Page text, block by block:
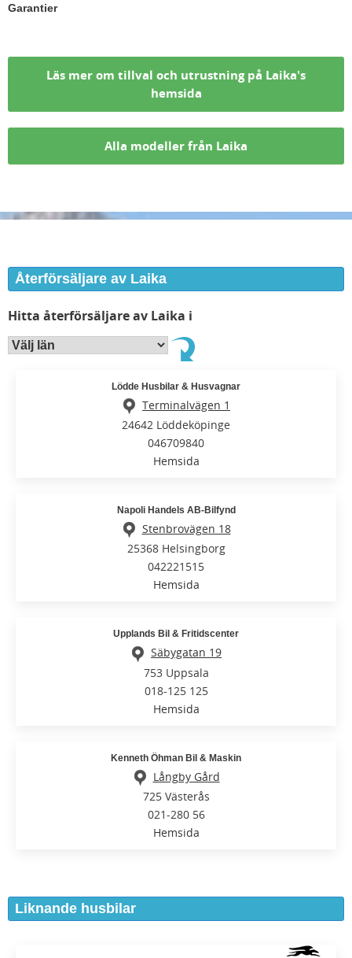
Garantier
Läs mer om tillval och utrustning på Laika's
hemsida
Alla modeller från Laika
Återförsäljare av Laika
Hitta återförsäljare av Laika i
Lödde Husbilar & Husvagnar
Terminalvägen 1
24642 Löddeköpinge
046709840
Hemsida
Napoli Handels AB-Bilfynd
Stenbrovägen 18
25368 Helsingborg
042221515
Hemsida
Upplands Bil & Fritidscenter
Säbygatan 19
753 Uppsala
018-125 125
Hemsida
Kenneth Öhman Bil & Maskin
Långby Gård
725 Västerås
021-280 56
Hemsida
Liknande husbilar